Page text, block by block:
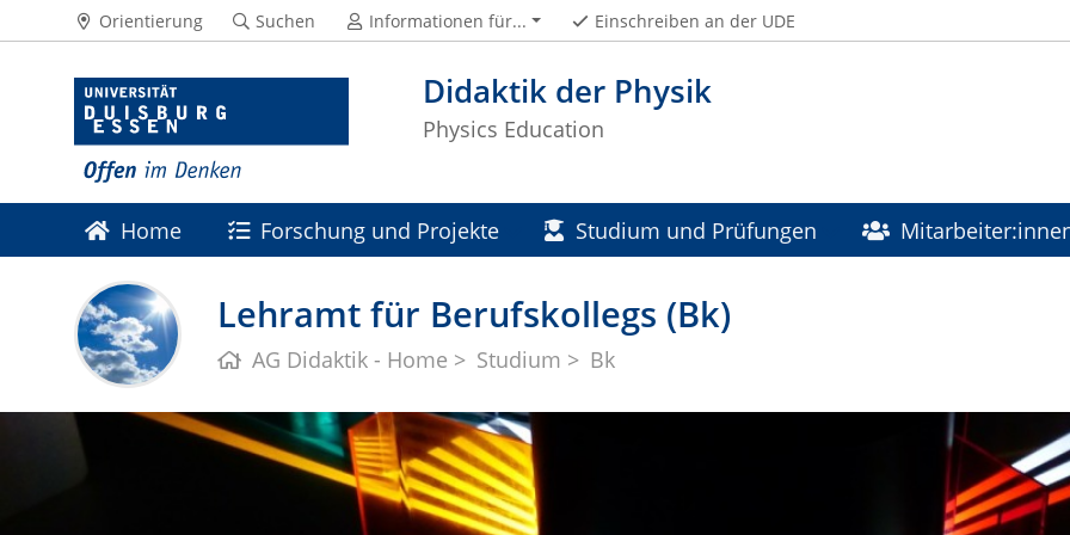
Didaktik der Physik
Physics Education
Orientierung Suchen Informationen für... Einschreiben an der UDE
Home Forschung und Projekte Studium und Prüfungen
Lehramt für Berufskollegs (Bk)
AG Didaktik - Home Studium Bk